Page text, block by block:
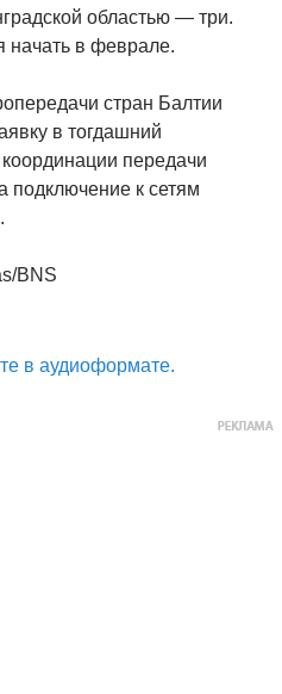
областью — три.
начать в феврале.
стран Балтии
в тогдашний
передачи
подключение к сетям
BNS
в аудиоформате.